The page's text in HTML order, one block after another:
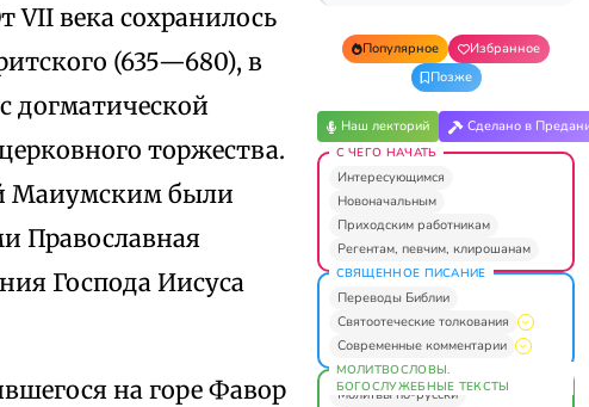
VII века сохранилось
(635—680), в
догматической
торжества.
Маиумским были
Православная
Господа Иисуса
на горе Фавор
Популярное
Избранное
Позже
Наш лекторий Сделано в
С ЧЕГО НАЧАТЬ
Интересующимся
Новоначальным
Приходским работникам
Регентам, певчим, клирошанам
СВЯЩЕННОЕ ПИСАНИЕ
Переводы Библии
Святоотеческие толкования
Современные комментарии
МОЛИТВОСЛОВЫ.
БОГОСЛУЖЕБНЫЕ ТЕКСТЫ
Молитвы по-русски